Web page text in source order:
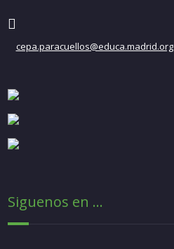
cepa.paracuellos@educa.madrid.org
Siguenos en ...